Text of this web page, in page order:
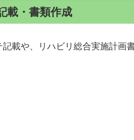
載・書類作成
載や、リハビリ総合実施計画